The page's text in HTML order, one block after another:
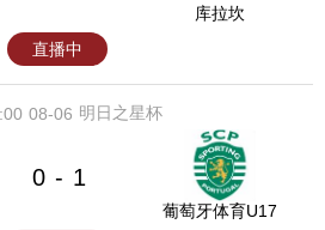
库拉坎
直播中
08-06 明日之星杯
0 - 1
葡萄牙体育U17